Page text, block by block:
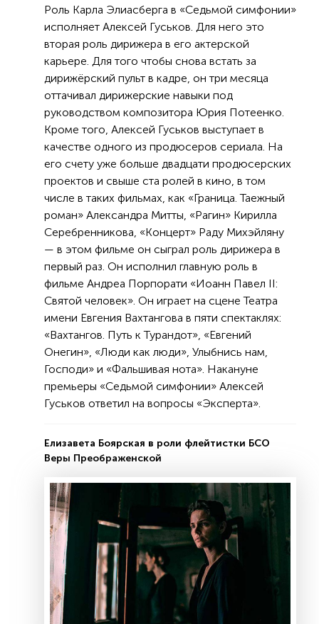
Роль Карла Элиасберга в «Седьмой симфонии»
исполняет Алексей Гуськов. Для него это
вторая роль дирижера в его актерской
карьере. Для того чтобы снова встать за
дирижёрский пульт в кадре, он три месяца
оттачивал дирижерские навыки под
руководством композитора Юрия Потеенко.
Кроме того, Алексей Гуськов выступает в
качестве одного из продюсеров сериала. На
его счету уже больше двадцати продюсерских
проектов и свыше ста ролей в кино, в том
числе в таких фильмах, как «Граница. Таежный
роман» Александра Митты, «Рагин» Кирилла
Серебренникова, «Концерт» Раду Михэйляну
— в этом фильме он сыграл роль дирижера в
первый раз. Он исполнил главную роль в
фильме Андреа Порпорати «Иоанн Павел II:
Святой человек». Он играет на сцене Театра
имени Евгения Вахтангова в пяти спектаклях:
«Вахтангов. Путь к Турандот», «Евгений
Онегин», «Люди как люди», Улыбнись нам,
Господи» и «Фальшивая нота». Накануне
премьеры «Седьмой симфонии» Алексей
Гуськов ответил на вопросы «Эксперта».
Елизавета Боярская в роли флейтистки БСО
Веры Преображенской